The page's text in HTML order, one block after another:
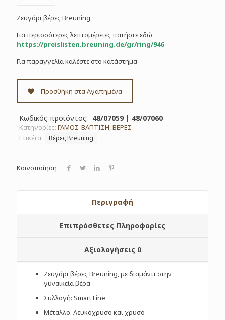
Ζευγάρι βέρες Breuning
Για περισσότερες λεπτομέρειες πατήστε εδώ
https://preislisten.breuning.de/gr/ring/946
Για παραγγελία καλέστε στο κατάστημα
Προσθήκη στα Αγαπημένα
Κωδικός προϊόντος: 48/07059 | 48/07060
Κατηγορίες: ΓΑΜΟΣ-ΒΑΠΤΙΣΗ,ΒΕΡΕΣ
Ετικέτα:
Βέρες Breuning
Κοινοποίηση
Περιγραφή
Επιπρόσθετες Πληροφορίες
Αξιολογήσεις 0
Ζευγάρι βέρες Breuning, με διαμάντι στην
γυναικεία βέρα
Συλλογή: Smart Line
Μέταλλο: Λευκόχρυσο και χρυσό